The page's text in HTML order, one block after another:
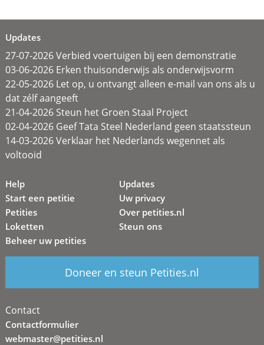
Updates
27-07-2026 Verbied voertuigen bij een demonstratie
03-06-2026 Erken thuisonderwijs als onderwijsvorm
22-05-2026 Let op, u ontvangt alleen e-mail van ons als u
dat zélf aangeeft
21-04-2026 Steun het Groen Staal Project
02-04-2026 Geef Tata Steel Nederland geen staatssteun
14-03-2026 Verklaar het Nederlands wegennet als
voltooid
Help
Start een petitie
Petities
Loketten
Beheer uw petities
Updates
Uw privacy
Over petities.nl
Steun ons
Doneer en steun Petities.nl
Contact
Contactformulier
webmaster@petities.nl